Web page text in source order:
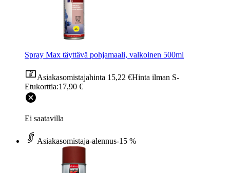
Spray Max täyttävä pohjamaali, valkoinen 500ml
Asiakasomistajahinta 15,22 €Hinta ilman S-
Etukorttia:17,90 €
Ei saatavilla
Asiakasomistaja-alennus-15 %